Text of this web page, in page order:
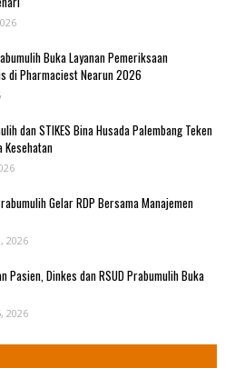
Buka Layanan Pemeriksaan
di Pharmaciest Nearun 2026
dan STIKES Bina Husada Palembang Teken
Kesehatan
Gelar RDP Bersama Manajemen
2026
Pasien, Dinkes dan RSUD Prabumulih Buka
2026